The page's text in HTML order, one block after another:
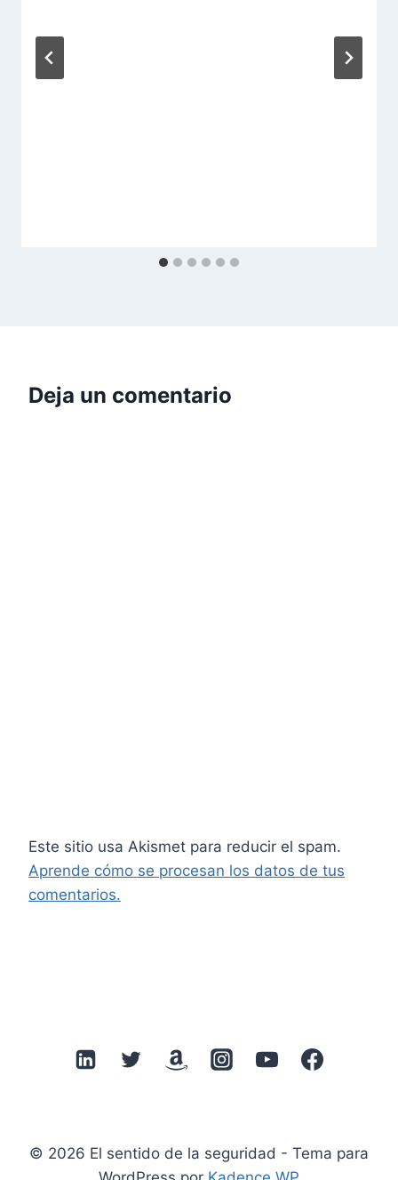
Deja un comentario
Este sitio usa Akismet para reducir el spam.
Aprende cómo se procesan los datos de tus
comentarios.
© 2026 El sentido de la seguridad - Tema para